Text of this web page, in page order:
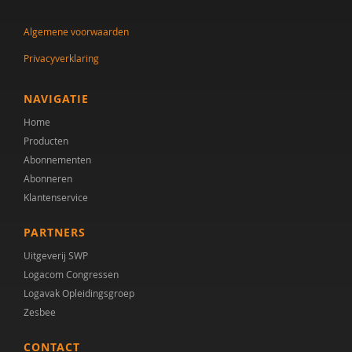
Ank Goosen
A. van den Ham
A. Heinze
Chantal van den Helder
Franca Hiddink
A.H. van Hoogmoed
Dr. Jacomijn Hofstra
A. Jordan
Anne K. Smit
Salima Kamp
Algemene voorwaarden
Privacyverklaring
NAVIGATIE
Home
Producten
Abonnementen
Abonneren
Klantenservice
PARTNERS
Uitgeverij SWP
Logacom Congressen
Logavak Opleidingsgroep
Zesbee
CONTACT